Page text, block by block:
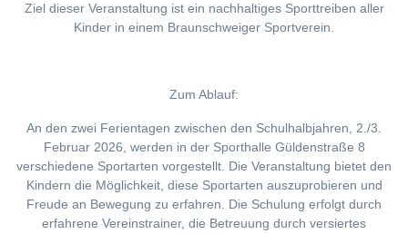
Ziel dieser Veranstaltung ist ein nachhaltiges Sporttreiben aller
Kinder in einem Braunschweiger Sportverein.
Zum Ablauf:
An den zwei Ferientagen zwischen den Schulhalbjahren, 2./3.
Februar 2026, werden in der Sporthalle Güldenstraße 8
verschiedene Sportarten vorgestellt. Die Veranstaltung bietet den
Kindern die Möglichkeit, diese Sportarten auszuprobieren und
Freude an Bewegung zu erfahren. Die Schulung erfolgt durch
erfahrene Vereinstrainer, die Betreuung durch versiertes